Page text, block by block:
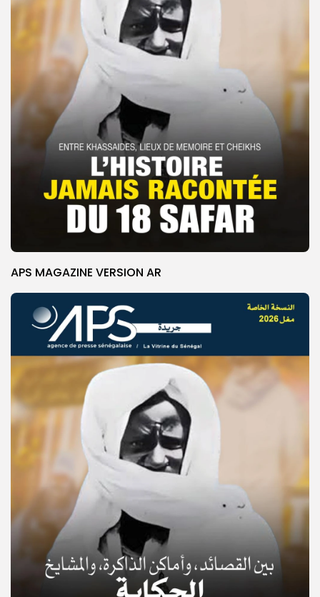
© Copyright 2025, APS
APS MAGAZINE VERSION AR